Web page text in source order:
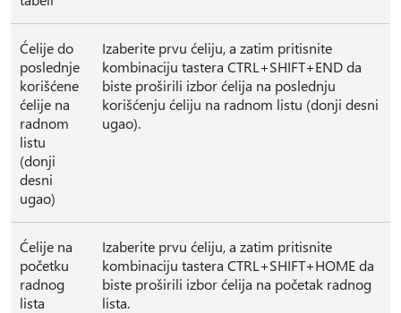
Ćelije do
poslednje
korišćene
ćelije na
radnom
listu
(donji
desni
ugao)
Izaberite prvu ćeliju, a zatim pritisnite
kombinaciju tastera CTRL+SHIFT+END da
biste proširili izbor ćelija na poslednju
korišćenju ćeliju na radnom listu (donji desni
ugao).
Ćelije na
početku
radnog
lista
Izaberite prvu ćeliju, a zatim pritisnite
kombinaciju tastera CTRL+SHIFT+HOME da
biste proširili izbor ćelija na početak radnog
lista.